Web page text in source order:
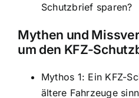
Schutzbrief sparen?
Mythen und
um den KFZ-
Mythos 1: Ein KFZ-
ältere Fahrzeuge